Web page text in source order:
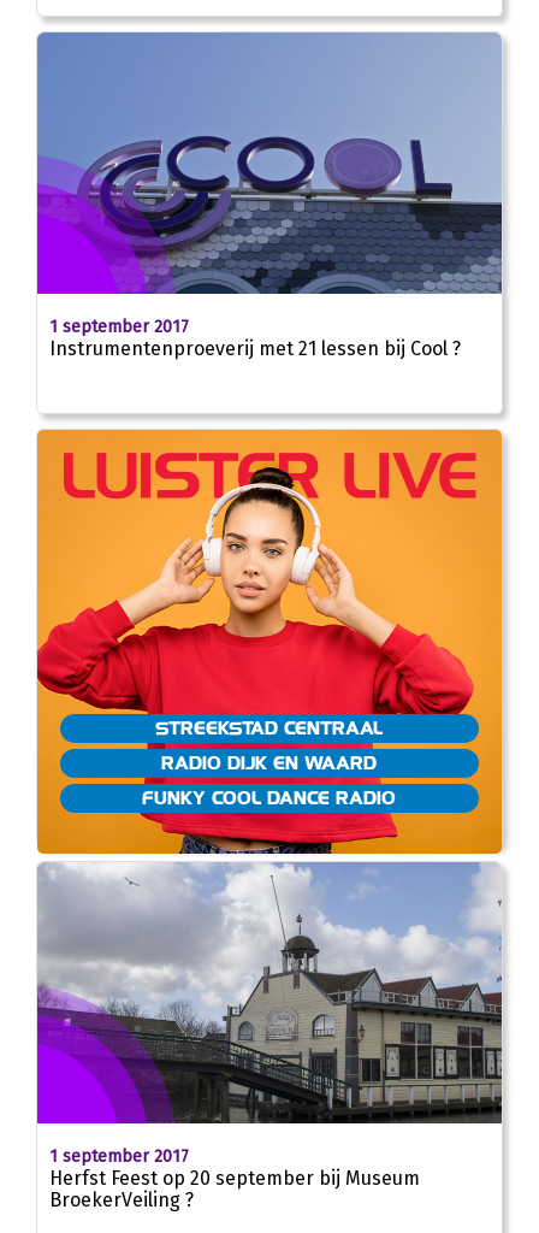
1 september 2017
Instrumentenproeverij met 21 lessen bij Cool ?
STREEKSTAD CENTRAAL
RADIO DIJK EN WAARD
FUNKY COOL DANCE RADIO
1 september 2017
Herfst Feest op 20 september bij Museum
BroekerVeiling ?